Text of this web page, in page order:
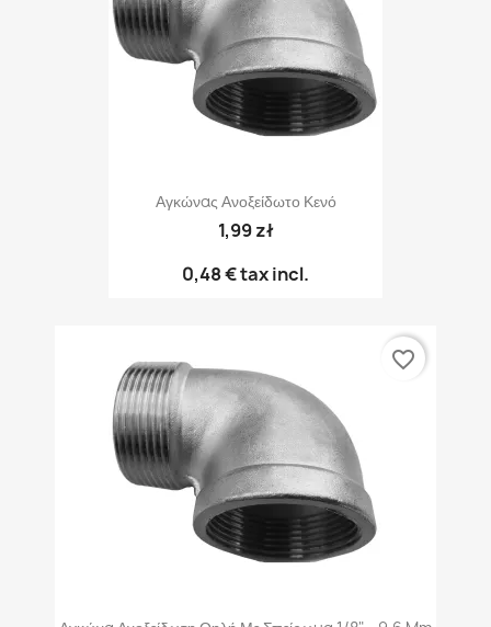
Αγκώνας Ανοξείδωτο Κενό
1,99 zł
0,48 €tax incl.
favorite_border